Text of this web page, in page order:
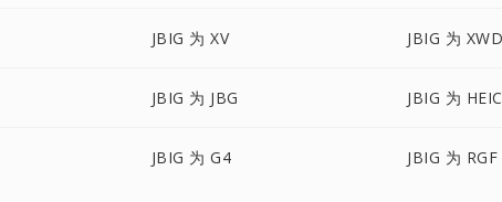
JBIG 为 XV JBIG 为 XWD
JBIG 为 JBG JBIG 为 HEIC
JBIG 为 G4 JBIG 为 RGF